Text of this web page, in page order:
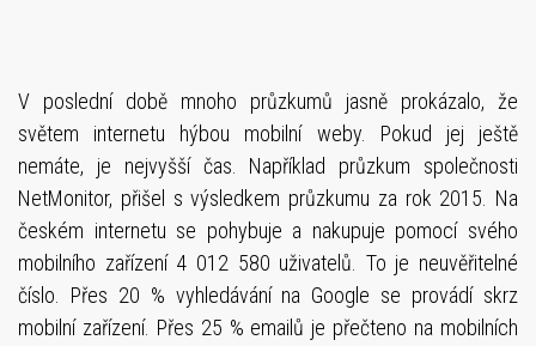
V poslední době mnoho průzkumů jasně prokázalo, že
světem internetu hýbou mobilní weby. Pokud jej ještě
nemáte, je nejvyšší čas. Například průzkum společnosti
NetMonitor, přišel s výsledkem průzkumu za rok 2015. Na
českém internetu se pohybuje a nakupuje pomocí svého
mobilního zařízení 4 012 580 uživatelů. To je neuvěřitelné
číslo. Přes 20 % vyhledávání na Google se provádí skrz
mobilní zařízení. Přes 25 % emailů je přečteno na mobilních